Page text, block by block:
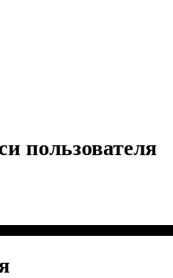
пользователя